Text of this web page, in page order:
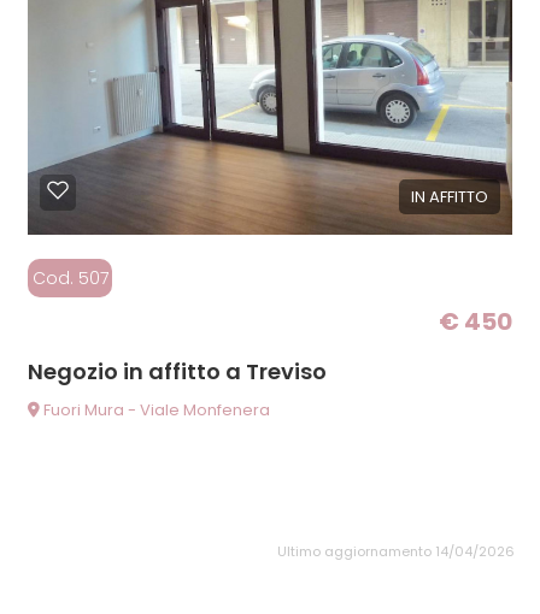
IN AFFITTO
Cod. 507
€ 450
Negozio in affitto a Treviso
Fuori Mura - Viale Monfenera
Ultimo aggiornamento 14/04/2026